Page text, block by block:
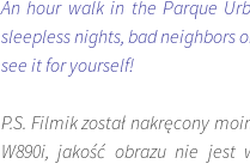
An hour walk in the Parque
sleepless nights, bad neighbors
see it for yourself!
P.S. Filmik został nakręcony
W890i, jakość obrazu nie jest